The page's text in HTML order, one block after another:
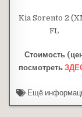
Kia Sorento 2
FL
Стоимость
посмотреть
Ещё